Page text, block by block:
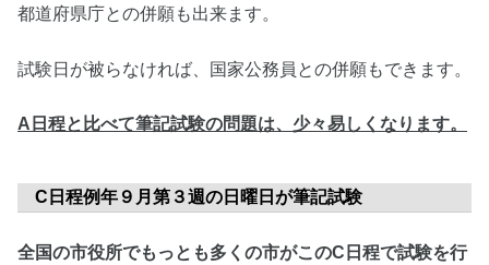
都道府県庁との併願も出来ます。
試験日が被らなければ、国家公務員との併願もできます。
A 日程と比べて筆記試験の問題は、 少々易しくなります。
C日程例年９月第３週の日曜日が筆記試験
全国の市役所でもっとも多くの市がこのC日程で試験を行